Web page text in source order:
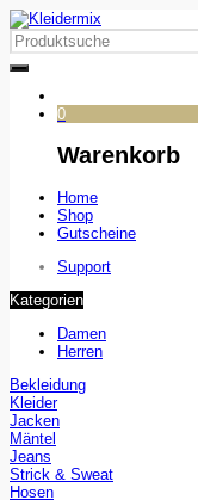
0
Warenkorb
Home
Shop
Gutscheine
Support
Kategorien
Damen
Herren
Bekleidung
Kleider
Jacken
Mäntel
Jeans
Strick & Sweat
Hosen